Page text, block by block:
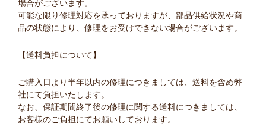
場合がございます。
可能な限り修理対応を承っておりますが、部品供給状況や商
品の状態により、修理をお受けできない場合がございます。
【送料負担について】
ご購入日より半年以内の修理につきましては、送料を含め弊
社にて負担いたします。
なお、保証期間終了後の修理に関する送料につきましては、
お客様のご負担にてお願いしております。